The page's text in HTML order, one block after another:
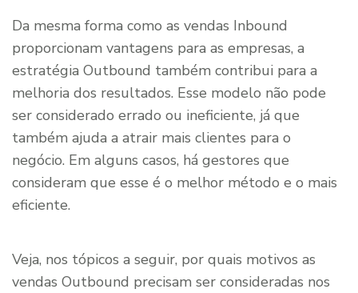
Da mesma forma como as vendas Inbound
proporcionam vantagens para as empresas, a
estratégia Outbound também contribui para a
melhoria dos resultados. Esse modelo não pode
ser considerado errado ou ineficiente, já que
também ajuda a atrair mais clientes para o
negócio. Em alguns casos, há gestores que
consideram que esse é o melhor método e o mais
eficiente.
Veja, nos tópicos a seguir, por quais motivos as
vendas Outbound precisam ser consideradas nos